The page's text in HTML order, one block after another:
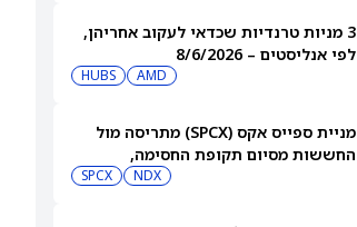
3 מניות טרנדיות שכדאי לעקוב אחריהן,
לפי אנליסטים – 8/6/2026
AMD
HUBS
מניית ספייס אקס (SPCX) מתריסה מול
החששות מסיום תקופת החסימה,
NDX
SPCX